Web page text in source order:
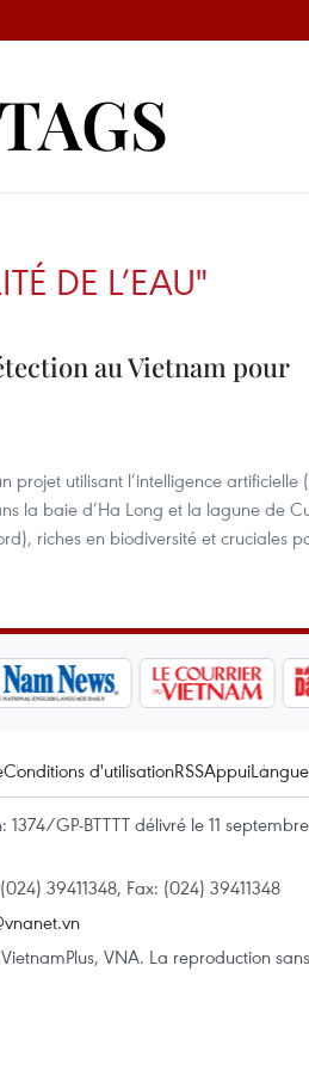
TAGS
DE L’EAU"
au Vietnam pour
projet utilisant l’intelligence artificielle
la baie d’Ha Long et la lagune de
riches en biodiversité et cruciales
Conditions d'utilisationRSSAppui
1374/GP-BTTTT délivré le 11
39411348, Fax: (024) 39411348
VNA. La reproduction